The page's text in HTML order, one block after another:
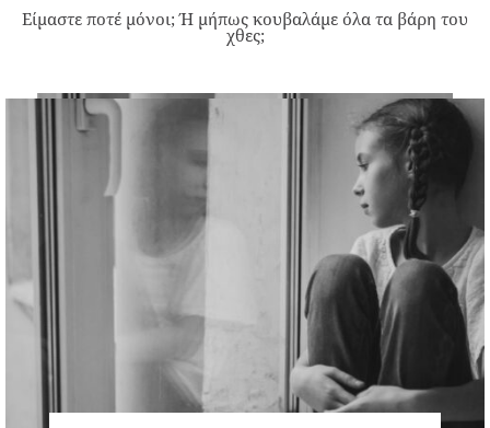
Είμαστε ποτέ μόνοι; Ή μήπως κουβαλάμε όλα τα βάρη του
χθες;